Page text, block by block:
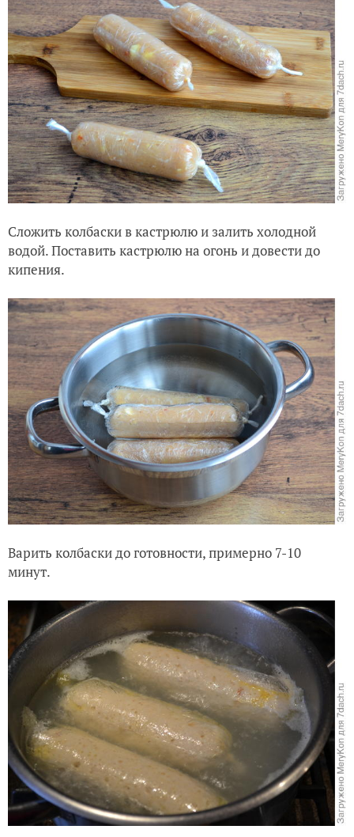
Сложить колбаски в кастрюлю и залить холодной
водой. Поставить кастрюлю на огонь и довести до
кипения.
Варить колбаски до готовности, примерно 7-10
минут.